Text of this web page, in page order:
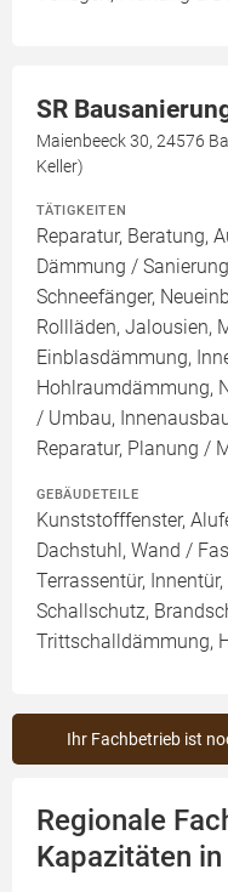
SR
Maienbeeck 30, 24576
Keller)
TÄTIGKEITEN
Reparatur, Beratung,
Dämmung /
Schneefänger,
Rollläden, Jalousien,
Einblasdämmung,
Hohlraumdämmung,
/ Umbau,
Reparatur, Planung /
GEBÄUDETEILE
Kunststofffenster,
Dachstuhl, Wand /
Terrassentür,
Schallschutz,
Trittschalldämmung,
Ihr Fachbetrieb ist
Regionale
Kapazitäten